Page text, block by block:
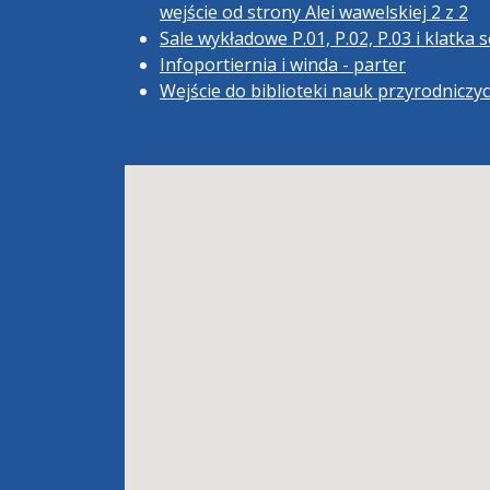
wejście od strony Alei wawelskiej 2 z 2
Sale wykładowe P.01, P.02, P.03 i
Infoportiernia i winda - parter
Wejście do biblioteki nauk